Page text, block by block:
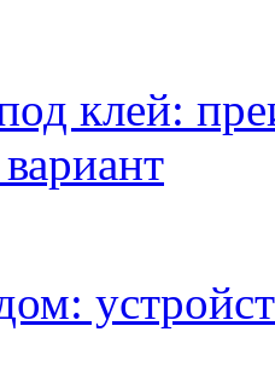
клей: